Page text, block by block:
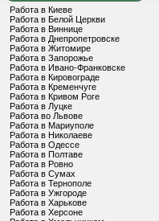
Работа в Киеве
Работа в Белой Церкви
Работа в Виннице
Работа в Днепропетровске
Работа в Житомире
Работа в Запорожье
Работа в Ивано-Франковске
Работа в Кировограде
Работа в Кременчуге
Работа в Кривом Роге
Работа в Луцке
Работа во Львове
Работа в Мариуполе
Работа в Николаеве
Работа в Одессе
Работа в Полтаве
Работа в Ровно
Работа в Сумах
Работа в Тернополе
Работа в Ужгороде
Работа в Харькове
Работа в Херсоне